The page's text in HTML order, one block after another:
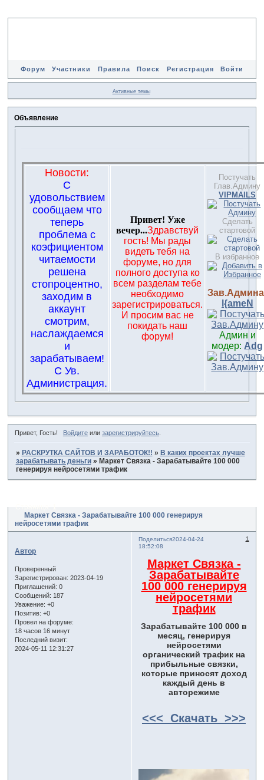
Форум Участники Правила Поиск Регистрация Войти
Активные темы
Объявление
Новости:
С
удовольствием
сообщаем что
теперь
проблема с
коэфициентом
читаемости
решена
стопроцентно,
заходим в
аккаунт
смотрим,
наслаждаемся
и
зарабатываем!
С Ув.
Администрация.
Привет! Уже
вечер...Здравствуй
гость! Мы рады
видеть тебя на
форуме, но для
полного доступа ко
всем разделам тебе
необходимо
зарегистрироваться.
И просим вас не
покидать наш
форум!
Постучать
Глав.Админу
VIPMAILS
Сделать
стартовой
В избранное
l{ameN
Админ и
модер: Adg
Привет, Гость! Войдитеили зарегистрируйтесь.
» РАСКРУТКА САЙТОВ И ЗАРАБОТОК!! » В каких проектах лучше
зарабатывать деньги » Маркет Связка - Зарабатывайте 100 000
генерируя нейросетями трафик
Маркет Связка - Зарабатывайте 100 000 генерируя
нейросетями трафик
Поделиться 1
2024-04-24
18:52:08
Автор
Проверенный
Зарегистрирован: 2023-04-19
Приглашений: 0
Сообщений: 187
Уважение: +0
Позитив: +0
Провел на форуме:
18 часов 16 минут
Последний визит:
2024-05-11 12:31:27
Маркет Связка -
Зарабатывайте
100 000 генерируя
нейросетями
трафик
Зарабатывайте 100 000 в
месяц, генерируя
нейросетями
органический трафик на
прибыльные связки,
которые приносят доход
каждый день в
авторежиме
<<< Скачать >>>